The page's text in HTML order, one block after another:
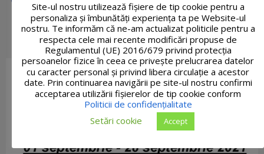
Site-ul nostru utilizează fişiere de tip cookie pentru a
personaliza și îmbunătăți experiența ta pe Website-ul
nostru. Te informăm că ne-am actualizat politicile pentru a
respecta cele mai recente modificări propuse de
Regulamentul (UE) 2016/679 privind protecția
persoanelor fizice în ceea ce privește prelucrarea datelor
cu caracter personal și privind libera circulație a acestor
date. Prin continuarea navigării pe site-ul nostru confirmi
acceptarea utilizării fişierelor de tip cookie conform
Politicii de confidențialitate
Setări cookie
Accept